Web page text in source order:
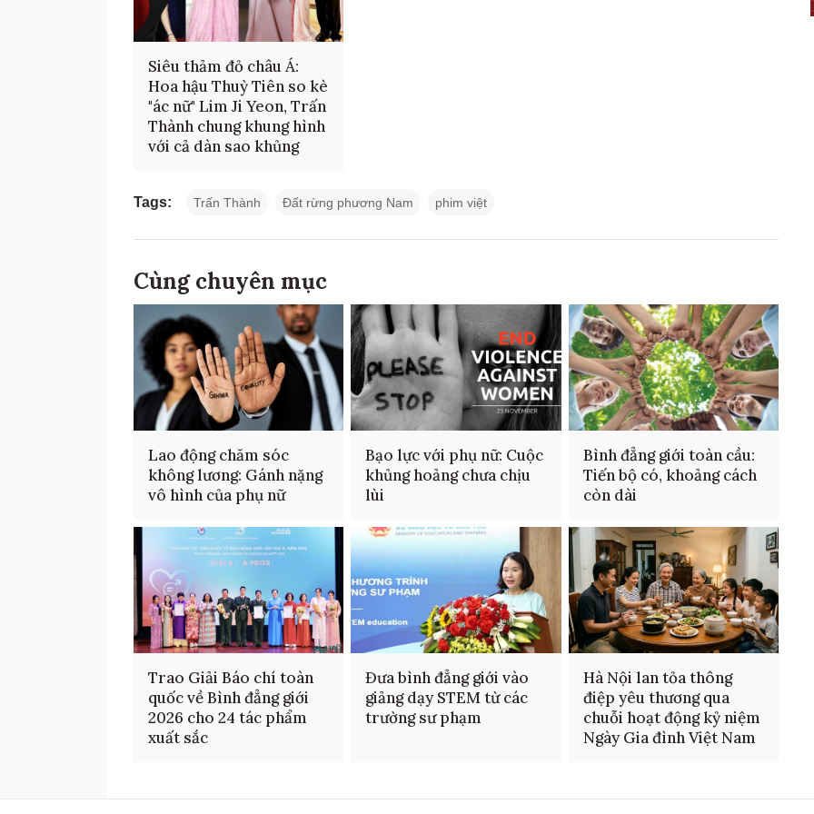
Siêu thảm đỏ châu Á:
Hoa hậu Thuỳ Tiên so kè
"ác nữ" Lim Ji Yeon, Trấn
Thành chung khung hình
với cả dàn sao khủng
Tags: Trấn Thành Đất rừng phương Nam phim việt
Cùng chuyên mục
Lao động chăm sóc
không lương: Gánh nặng
vô hình của phụ nữ
Bạo lực với phụ nữ: Cuộc
khủng hoảng chưa chịu
lùi
Bình đẳng giới toàn cầu:
Tiến bộ có, khoảng cách
còn dài
Trao Giải Báo chí toàn
quốc về Bình đẳng giới
2026 cho 24 tác phẩm
xuất sắc
Đưa bình đẳng giới vào
giảng dạy STEM từ các
trường sư phạm
Hà Nội lan tỏa thông
điệp yêu thương qua
chuỗi hoạt động kỷ niệm
Ngày Gia đình Việt Nam